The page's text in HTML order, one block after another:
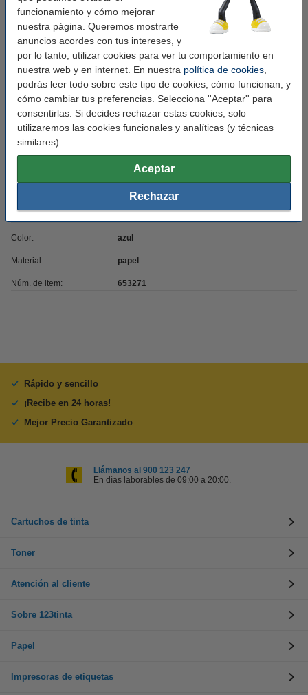
funcionamiento y cómo mejorar
nuestra página. Queremos mostrarte
anuncios acordes con tus intereses, y
por lo tanto, utilizar cookies para ver tu comportamiento en
nuestra web y en internet. En nuestra política de cookies
podrás leer todo sobre este tipo de cookies, cómo funcionan, y
cómo cambiar tus preferencias. Selecciona ''Aceptar'' para
consentirlas. Si decides rechazar estas cookies, solo
utilizaremos las cookies funcionales y analíticas (y técnicas
similares).
Aceptar
Rechazar
Calidad superior
Mucho más asequible
100% de garantía
Características
Marca: 123tinta
Uso:
2.800 etiquetas
102 x 152 mm (LxAn)
Color: azul
Material: papel
Núm. de item: 653271
Rápido y sencillo
¡Recibe en 24 horas!
Mejor Precio Garantizado
Llámanos al 900 123 247
En días laborables de 09:00 a 20:00.
Cartuchos de tinta
Toner
Atención al cliente
Sobre 123tinta
Papel
Impresoras de etiquetas